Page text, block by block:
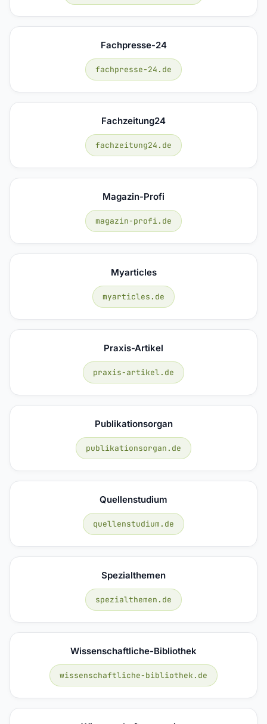
Fachpresse-24
fachpresse-24.de
Fachzeitung24
fachzeitung24.de
Magazin-Profi
magazin-profi.de
Myarticles
myarticles.de
Praxis-Artikel
praxis-artikel.de
Publikationsorgan
publikationsorgan.de
Quellenstudium
quellenstudium.de
Spezialthemen
spezialthemen.de
Wissenschaftliche-Bibliothek
wissenschaftliche-bibliothek.de